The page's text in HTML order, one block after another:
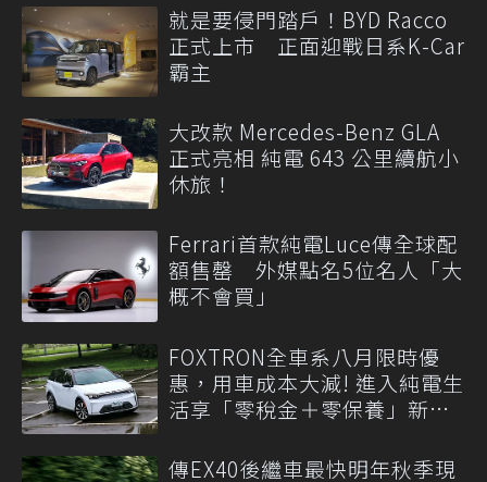
就是要侵門踏戶！BYD Racco
正式上市 正面迎戰日系K-Car
霸主
大改款 Mercedes-Benz GLA
正式亮相 純電 643 公里續航小
休旅！
Ferrari首款純電Luce傳全球配
額售罄 外媒點名5位名人「大
概不會買」
FOXTRON全車系八月限時優
惠，用車成本大減! 進入純電生
活享「零稅金＋零保養」新時
傳EX40後繼車最快明年秋季現